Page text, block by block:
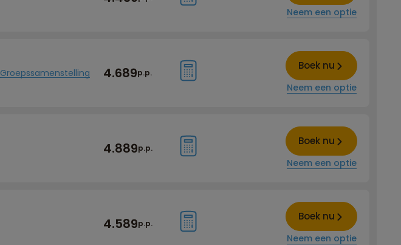
Neem een optie
Groepssamenstelling 4.689p.p.
Boek nu
Neem een optie
4.889p.p.
Boek nu
Neem een optie
4.589p.p.
Boek nu
Neem een optie